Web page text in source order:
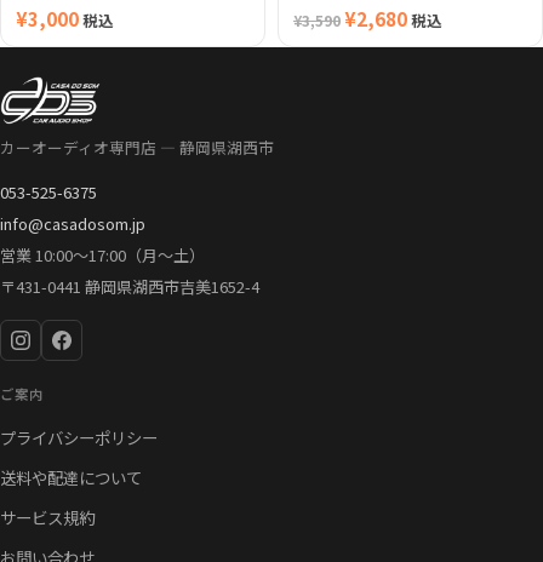
¥3,000税込 ¥3,590元
の
¥2,680現
在
税込
カーオーディオ専門店 — 静岡県湖西市
053-525-6375
info@casadosom.jp
営業 10:00〜17:00（月〜土）
〒431-0441 静岡県湖西市吉美1652-4
ご案内
プライバシーポリシー
送料や配達について
サービス規約